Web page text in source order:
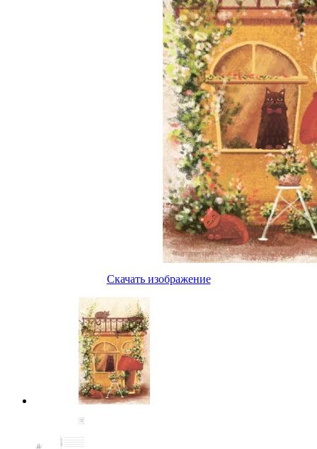
Скачать изображение